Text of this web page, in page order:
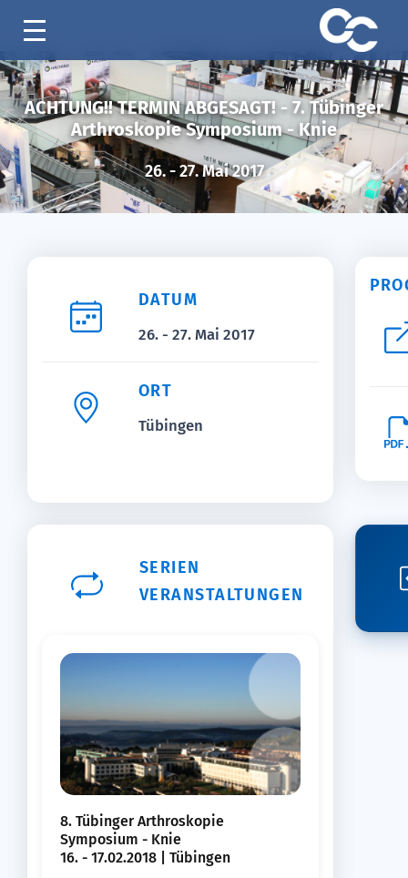
ACHTUNG!! TERMIN ABGESAGT! - 7. Tübinger
Arthroskopie Symposium - Knie
26. - 27. Mai 2017
DATUM
26. - 27. Mai 2017
ORT
Tübingen
SERIEN
VERANSTALTUNGEN
8. Tübinger Arthroskopie
Symposium - Knie
16. - 17.02.2018 | Tübingen